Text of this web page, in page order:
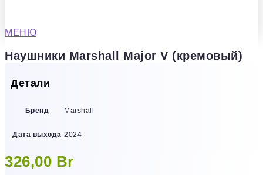
МЕНЮ
Наушники Marshall Major V (кремовый)
Детали
Бренд Marshall
Дата выхода 2024
326,00 Br